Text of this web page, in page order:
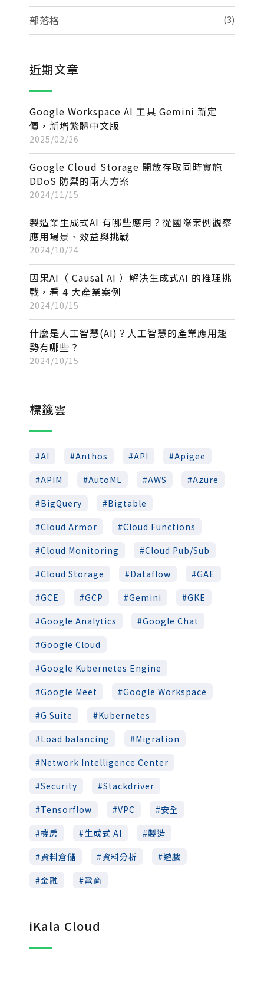
部落格 (3)
近期文章
Google Workspace AI 工具 Gemini 新定
價，新增繁體中文版
2025/02/26
Google Cloud Storage 開放存取同時實施
DDoS 防禦的兩大方案
2024/11/15
製造業生成式AI 有哪些應用？從國際案例觀察
應用場景、效益與挑戰
2024/10/24
因果AI（ Causal AI ）解決生成式AI 的推理挑
戰，看 4 大產業案例
2024/10/15
什麼是人工智慧(AI)？人工智慧的產業應用趨
勢有哪些？
2024/10/15
標籤雲
AI Anthos API
Apigee
APIM
AutoML AWS
Azure
BigQuery
Bigtable
Cloud Armor
Cloud Functions
Cloud Monitoring
Cloud Pub/Sub
Cloud Storage
Dataflow
GAE
GCE
GCP Gemini
GKE
Google Analytics
Google Chat
Google Cloud
Google Kubernetes Engine
Google Meet
Google Workspace
G Suite
Kubernetes
Load balancing
Migration
Network Intelligence Center
Security
Stackdriver
Tensorflow
VPC
安全
機房
生成式 AI
製造
資料倉儲
資料分析
遊戲
金融
電商
iKala Cloud